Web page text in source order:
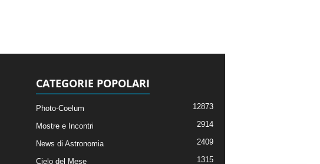
CATEGORIE POPOLARI
Photo-Coelum 12873
Mostre e Incontri 2914
News di Astronomia 2409
Cielo del Mese 1315